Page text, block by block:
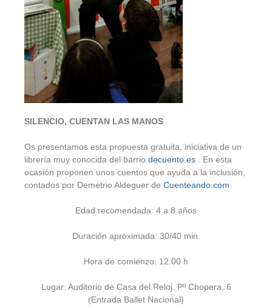
SILENCIO, CUENTAN LAS MANOS
Os presentamos esta propuesta gratuita, iniciativa de un
librería muy conocida del barrio decuento.es . En esta
ocasión proponen unos cuentos que ayuda a la inclusión,
contados por Demetrio Aldeguer de Cuenteando.com
Edad recomendada: 4 a 8 años
Duración aproximada: 30/40 min.
Hora de comienzo: 12:00 h
Lugar: Auditorio de Casa del Reloj. Pº Chopera, 6
(Entrada Ballet Nacional)